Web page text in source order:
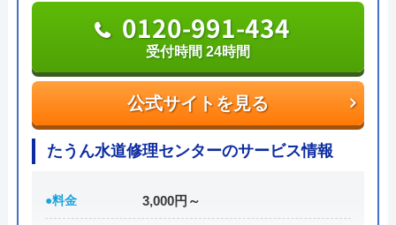
※クチコミの内容について
a y
10 か月前
際は見に来ただけで一万近く請求されまし
公式サイトを見る
0120-991-434
受付時間 24時間
たうん水道修理センターのサービス情報
●料金 3,000円～